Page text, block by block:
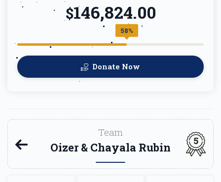
$146,824.00
58%
Donate Now
Team
Oizer & Chayala Rubin 5